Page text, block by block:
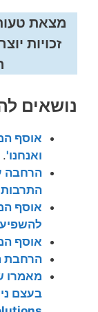
מצאת
זכויות
נושאים
אוסף
ואנחנו'.
אוסף
אוסף
הרחבת
מאמרו